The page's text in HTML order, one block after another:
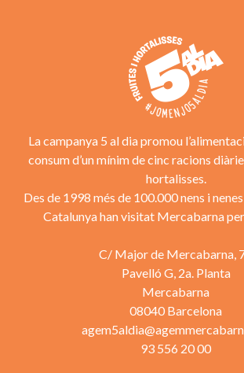
La campanya 5 al dia promou
consum d’un mínim de cinc racions
hortalisses.
Des de 1998 més de 100.000 nens i
Catalunya han visitat Mercabarna
C/ Major de Mercabarna,
Pavelló G, 2a. Planta
Mercabarna
08040 Barcelona
93 556 20 00